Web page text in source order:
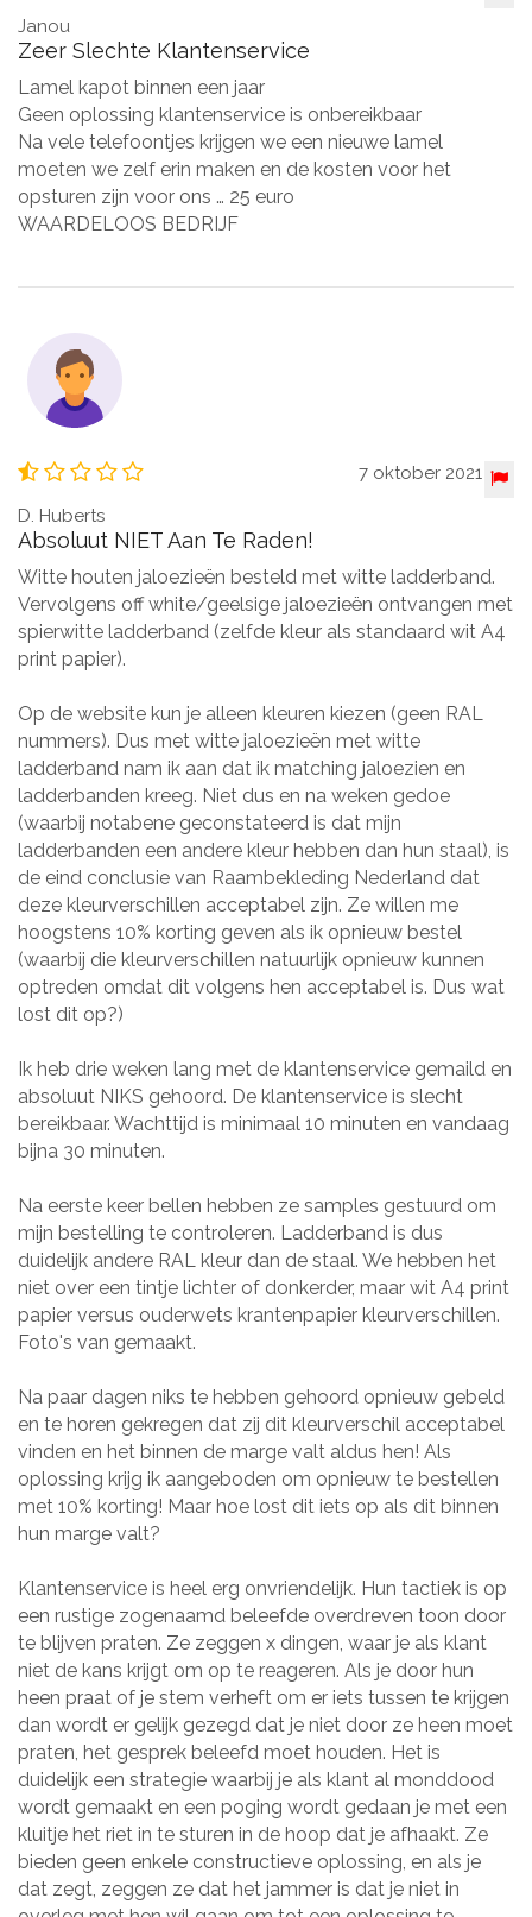
Janou
Zeer Slechte Klantenservice
Lamel kapot binnen een jaar
Geen oplossing klantenservice is onbereikbaar
Na vele telefoontjes krijgen we een nieuwe lamel
moeten we zelf erin maken en de kosten voor het
opsturen zijn voor ons … 25 euro
WAARDELOOS BEDRIJF
7 oktober 2021
D. Huberts
Absoluut NIET Aan Te Raden!
Witte houten jaloezieën besteld met witte ladderband.
Vervolgens off white/geelsige jaloezieën ontvangen met
spierwitte ladderband (zelfde kleur als standaard wit A4
print papier).
Op de website kun je alleen kleuren kiezen (geen RAL
nummers). Dus met witte jaloezieën met witte
ladderband nam ik aan dat ik matching jaloezien en
ladderbanden kreeg. Niet dus en na weken gedoe
(waarbij notabene geconstateerd is dat mijn
ladderbanden een andere kleur hebben dan hun staal), is
de eind conclusie van Raambekleding Nederland dat
deze kleurverschillen acceptabel zijn. Ze willen me
hoogstens 10% korting geven als ik opnieuw bestel
(waarbij die kleurverschillen natuurlijk opnieuw kunnen
optreden omdat dit volgens hen acceptabel is. Dus wat
lost dit op?)
Ik heb drie weken lang met de klantenservice gemaild en
absoluut NIKS gehoord. De klantenservice is slecht
bereikbaar. Wachttijd is minimaal 10 minuten en vandaag
bijna 30 minuten.
Na eerste keer bellen hebben ze samples gestuurd om
mijn bestelling te controleren. Ladderband is dus
duidelijk andere RAL kleur dan de staal. We hebben het
niet over een tintje lichter of donkerder, maar wit A4 print
papier versus ouderwets krantenpapier kleurverschillen.
Foto's van gemaakt.
Na paar dagen niks te hebben gehoord opnieuw gebeld
en te horen gekregen dat zij dit kleurverschil acceptabel
vinden en het binnen de marge valt aldus hen! Als
oplossing krijg ik aangeboden om opnieuw te bestellen
met 10% korting! Maar hoe lost dit iets op als dit binnen
hun marge valt?
Klantenservice is heel erg onvriendelijk. Hun tactiek is op
een rustige zogenaamd beleefde overdreven toon door
te blijven praten. Ze zeggen x dingen, waar je als klant
niet de kans krijgt om op te reageren. Als je door hun
heen praat of je stem verheft om er iets tussen te krijgen
dan wordt er gelijk gezegd dat je niet door ze heen moet
praten, het gesprek beleefd moet houden. Het is
duidelijk een strategie waarbij je als klant al monddood
wordt gemaakt en een poging wordt gedaan je met een
kluitje het riet in te sturen in de hoop dat je afhaakt. Ze
bieden geen enkele constructieve oplossing, en als je
dat zegt, zeggen ze dat het jammer is dat je niet in